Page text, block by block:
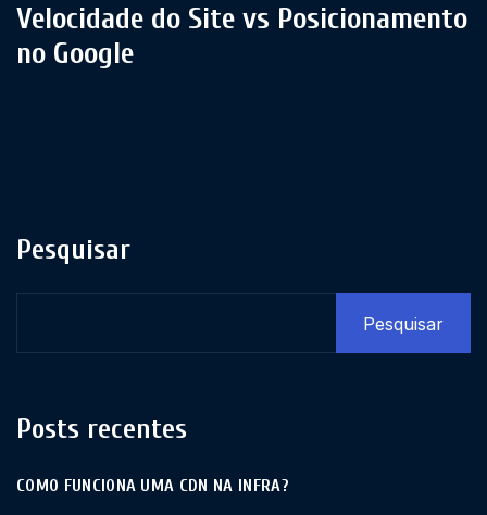
Velocidade do Site vs Posicionamento
no Google
Pesquisar
Pesquisar
Posts recentes
COMO FUNCIONA UMA CDN NA INFRA?